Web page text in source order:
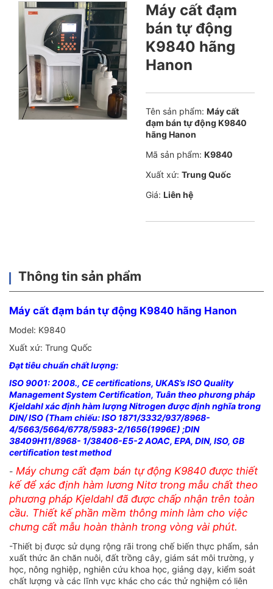
Máy cất đạm
bán tự động
K9840 hãng
Hanon
Tên sản phẩm: Máy cất
đạm bán tự động K9840
hãng Hanon
Mã sản phẩm: K9840
Xuất xứ: Trung Quốc
Giá: Liên hệ
Thông tin sản phẩm
Máy cất đạm bán tự động K9840 hãng Hanon
Model: K9840
Xuất xứ: Trung Quốc
Đạt tiêu chuẩn chất lượng:
ISO 9001: 2008., CE certifications, UKAS’s ISO Quality
Management System Certification, Tuân theo phương pháp
Kjeldahl xác định hàm lượng Nitrogen được định nghĩa trong
DIN/ ISO (Tham chiếu: ISO 1871/3332/937/8968-
4/5663/5664/6778/5983-2/1656(1996E) ;DIN
38409H11/8968- 1/38406-E5-2 AOAC, EPA, DIN, ISO, GB
certification test method
- Máy chưng cất đạm bán tự động K9840 được thiết
kế để xác định hàm lương Nitơ trong mẫu chất theo
phương pháp Kjeldahl đã được chấp nhận trên toàn
cầu. Thiết kế phần mềm thông minh làm cho việc
chưng cất mẫu hoàn thành trong vòng vài phút.
-Thiết bị được sử dụng rộng rãi trong chế biến thực phẩm, sản
xuất thức ăn chăn nuôi, đất trồng cây, giám sát môi trường, y
học, nông nghiệp, nghiên cứu khoa học, giảng dạy, kiểm soát
chất lượng và các lĩnh vực khác cho các thử nghiệm có liên